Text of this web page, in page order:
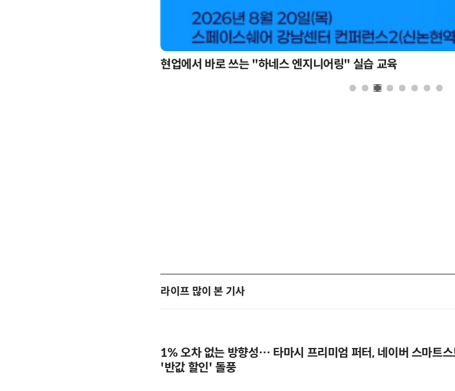
현업에서 바로 쓰는 "하네스 엔지니어링" 실습 교육
라이프 많이 본 기사
1% 오차 없는 방향성… 타마시 프리미엄 퍼터, 네이버 스마트스
'반값 할인' 돌풍